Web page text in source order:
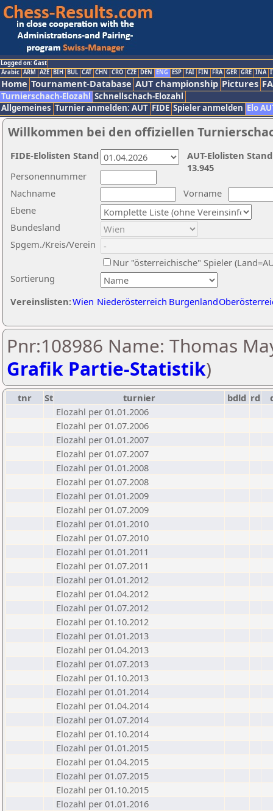
Logged on: Gast
Arabic ARM AZE BIH BUL CAT CHN CRO CZE DEN ENG ESP FAI FIN FRA GER GRE INA
Home Tournament-Database AUT championship Pictures
Turnierschach-Elozahl Schnellschach-Elozahl
Allgemeines Turnier anmelden: AUT FIDE Spieler anmelden Elo
Willkommen bei den offiziellen
Nachname
Vorname
Ebene
Sortierung
Personennummer
Bundesland
Spgem./Kreis/Verein
Nur "österreichische" Spieler
Vereinslisten:Wien Niederösterreich Burgenland
AUT-Elolisten
13.945
FIDE-Elolisten Stand
Pnr:108986 Name: Thomas
Grafik Partie-Statistik)
tnr St turnier bdld rd
Elozahl per 01.01.2006
Elozahl per 01.07.2006
Elozahl per 01.01.2007
Elozahl per 01.07.2007
Elozahl per 01.01.2008
Elozahl per 01.07.2008
Elozahl per 01.01.2009
Elozahl per 01.07.2009
Elozahl per 01.01.2010
Elozahl per 01.07.2010
Elozahl per 01.01.2011
Elozahl per 01.07.2011
Elozahl per 01.01.2012
Elozahl per 01.04.2012
Elozahl per 01.07.2012
Elozahl per 01.10.2012
Elozahl per 01.01.2013
Elozahl per 01.04.2013
Elozahl per 01.07.2013
Elozahl per 01.10.2013
Elozahl per 01.01.2014
Elozahl per 01.04.2014
Elozahl per 01.07.2014
Elozahl per 01.10.2014
Elozahl per 01.01.2015
Elozahl per 01.04.2015
Elozahl per 01.07.2015
Elozahl per 01.10.2015
Elozahl per 01.01.2016